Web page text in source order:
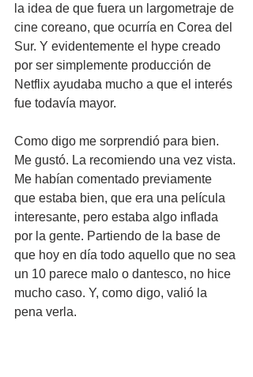
la idea de que fuera un largometraje de
cine coreano, que ocurría en Corea del
Sur. Y evidentemente el hype creado
por ser simplemente producción de
Netflix ayudaba mucho a que el interés
fue todavía mayor.
Como digo me sorprendió para bien.
Me gustó. La recomiendo una vez vista.
Me habían comentado previamente
que estaba bien, que era una película
interesante, pero estaba algo inflada
por la gente. Partiendo de la base de
que hoy en día todo aquello que no sea
un 10 parece malo o dantesco, no hice
mucho caso. Y, como digo, valió la
pena verla.